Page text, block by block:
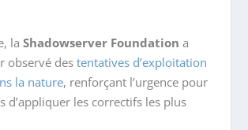
laShadowserver Foundation a
observé destentatives d’exploitation
la nature, renforçant l’urgence pour
d’appliquer les correctifs les plus